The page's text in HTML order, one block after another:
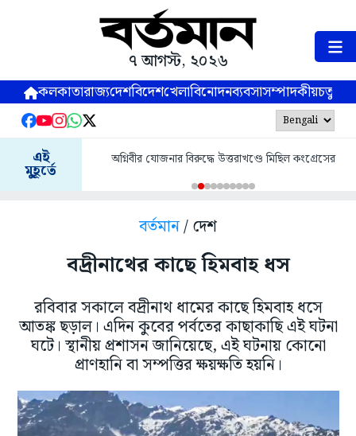
৭ আগস্ট, ২০২৬
কলকাতারাজ্যদেশবিদেশখেলাবিনোদনব্যবসাসম্পাদকীয়
এই
মুহূর্তে
অগ্নিবীর যোজনার বিরুদ্ধে উত্তরাখণ্ডে মিছিল কংগ্রেসের
বর্তমান/ দেশ
বদ্রীনাথের কাছে হিমবাহ ধস
রবিবার সকালে বদ্রীনাথ ধামের কাছে হিমবাহ ধসে
আতঙ্ক ছড়াল। এদিন কুবের পর্বতের কাছাকাছি এই ঘটনা
ঘটে। স্থানীয় প্রশাসন জানিয়েছে, এই ঘটনায় কোনো
প্রাণহানি বা সম্পত্তির ক্ষয়ক্ষতি হয়নি।